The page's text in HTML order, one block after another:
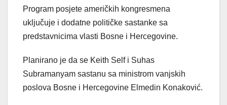
Program posjete američkih kongresmena
uključuje i dodatne političke sastanke sa
predstavnicima vlasti Bosne i Hercegovine.
Planirano je da se Keith Self i Suhas
Subramanyam sastanu sa ministrom vanjskih
poslova Bosne i Hercegovine Elmedin Konaković.